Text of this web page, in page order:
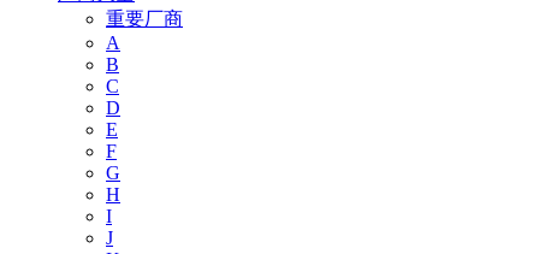
重要厂商
A
B
C
D
E
F
G
H
I
J